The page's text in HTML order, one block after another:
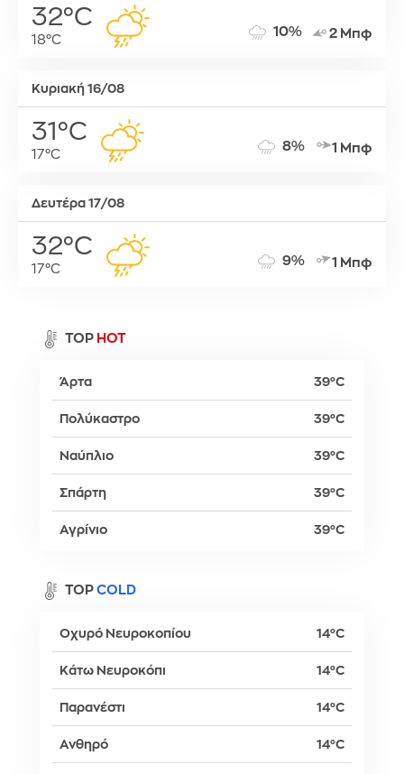
32°C
18°C
10% 2 Μπφ
Κυριακή 16/08
31°C
17°C
8% 1 Μπφ
Δευτέρα 17/08
32°C
17°C
9% 1 Μπφ
TOP HOT
Άρτα 39°C
Πολύκαστρο 39°C
Ναύπλιο 39°C
Σπάρτη 39°C
Αγρίνιο 39°C
TOP COLD
Οχυρό Νευροκοπίου 14°C
Κάτω Νευροκόπι 14°C
Παρανέστι 14°C
Ανθηρό 14°C